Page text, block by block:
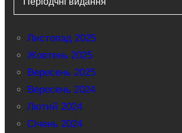
Листопад 2025
Жовтень 2025
Вересень 2025
Вересень 2024
Лютий 2024
Січень 2024